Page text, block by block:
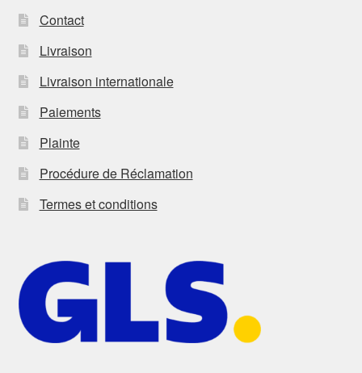
Contact
Livraison
Livraison internationale
Paiements
Plainte
Procédure de Réclamation
Termes et conditions